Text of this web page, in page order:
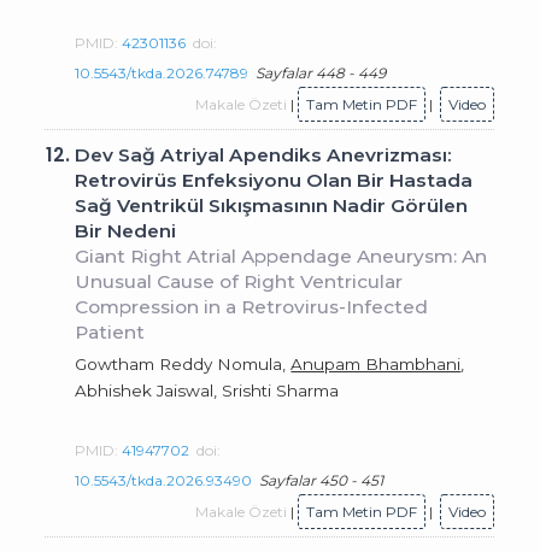
PMID:42301136 doi:
10.5543/tkda.2026.74789 Sayfalar 448 - 449
Makale Özeti | Tam Metin PDF | Video
12. Dev Sağ Atriyal Apendiks Anevrizması:
Retrovirüs Enfeksiyonu Olan Bir Hastada
Sağ Ventrikül Sıkışmasının Nadir Görülen
Bir Nedeni
Giant Right Atrial Appendage Aneurysm: An
Unusual Cause of Right Ventricular
Compression in a Retrovirus-Infected
Patient
Gowtham Reddy Nomula,Anupam Bhambhani
Abhishek Jaiswal, Srishti Sharma
PMID:41947702 doi:
10.5543/tkda.2026.93490 Sayfalar 450 - 451
Makale Özeti | Tam Metin PDF | Video